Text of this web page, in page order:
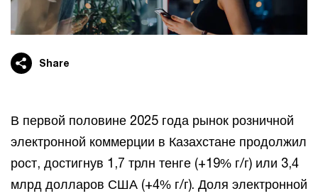
Share
В первой половине 2025 года рынок розничной
электронной коммерции в Казахстане продолжил
рост, достигнув 1,7 трлн тенге (+19% г/г) или 3,4
млрд долларов США (+4% г/г). Доля электронной